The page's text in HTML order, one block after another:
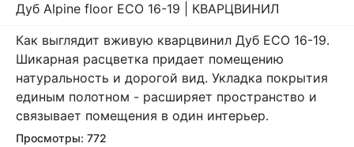
Дуб Alpine floor ECO 16-19 | КВАРЦВИНИЛ
Как выглядит вживую кварцвинил Дуб ECO 16-19.
Шикарная расцветка придает помещению
натуральность и дорогой вид. Укладка покрытия
единым полотном - расширяет пространство и
связывает помещения в один интерьер.
Просмотры: 772